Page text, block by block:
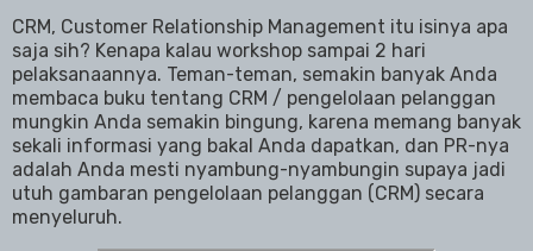
CRM, Customer Relationship Management itu isinya apa
saja sih? Kenapa kalau workshop sampai 2 hari
pelaksanaannya. Teman-teman, semakin banyak Anda
membaca buku tentang CRM / pengelolaan pelanggan
mungkin Anda semakin bingung, karena memang banyak
sekali informasi yang bakal Anda dapatkan, dan PR-nya
adalah Anda mesti nyambung-nyambungin supaya jadi
utuh gambaran pengelolaan pelanggan (CRM) secara
menyeluruh.